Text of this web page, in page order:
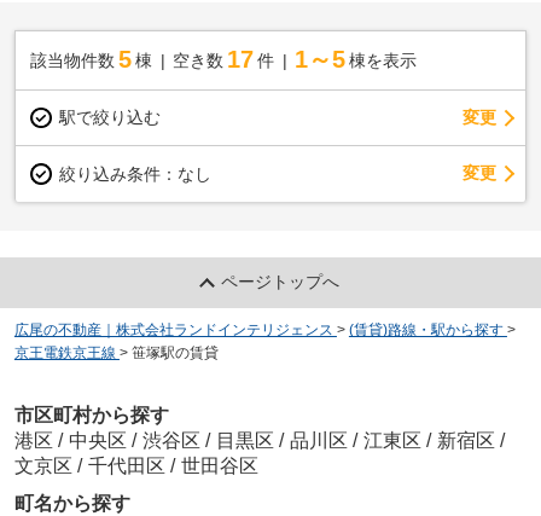
該当物件数 5棟 空き数 17 件 1～5 棟を表示
駅で絞り込む 変更
絞り込み条件： なし 変更
ページトップへ
広尾の不動産｜株式会社ランドインテリジェンス > (賃貸)路線・駅から探す >
京王電鉄京王線 > 笹塚駅の賃貸
市区町村から探す
港区 / 中央区 / 渋谷区 / 目黒区 / 品川区 / 江東区 / 新宿区 /
文京区 / 千代田区 / 世田谷区
町名から探す